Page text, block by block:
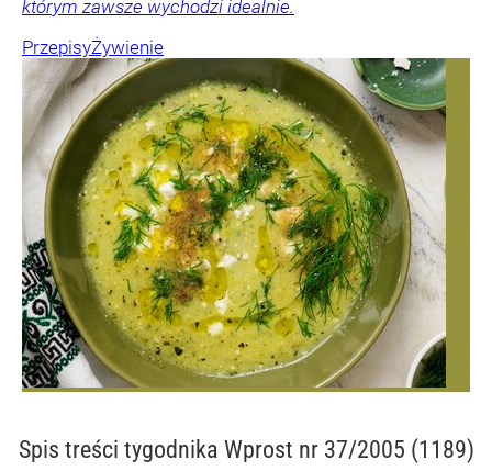
którym zawsze wychodzi idealnie.
PrzepisyŻywienie
Spis treści tygodnika Wprost nr 37/2005 (1189)